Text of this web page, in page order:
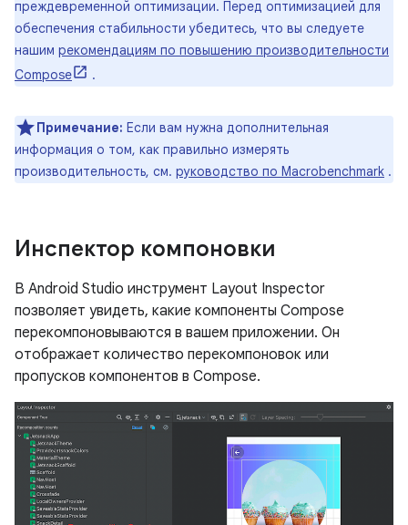
преждевременной оптимизации. Перед оптимизацией для
обеспечения стабильности убедитесь, что вы следуете
нашим рекомендациям по повышению производительности
Compose
.
Примечание: Если вам нужна дополнительная
информация о том, как правильно измерять
производительность, см. руководство по Macrobenchmark .
Инспектор компоновки
В Android Studio инструмент Layout Inspector
позволяет увидеть, какие компоненты Compose
перекомпоновываются в вашем приложении. Он
отображает количество перекомпоновок или
пропусков компонентов в Compose.